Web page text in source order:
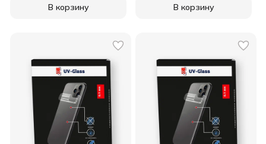
В корзину В корзину